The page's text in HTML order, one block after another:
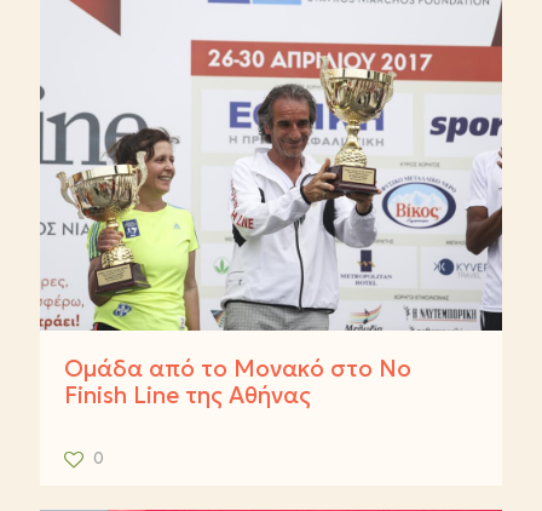
Ομάδα από το Μονακό στο No
Finish Line της Αθήνας
0